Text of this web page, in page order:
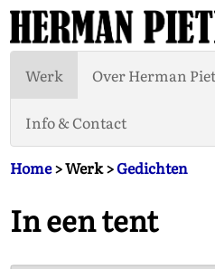
Werk Over Herman
Info & Contact
Home> Werk >Gedichten
In een tent